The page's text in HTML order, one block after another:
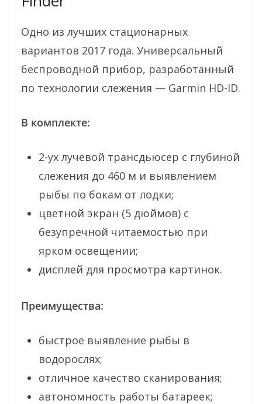
Одно из лучших стационарных
вариантов 2017 года. Универсальный
беспроводной прибор, разработанный
по технологии слежения — Garmin HD-ID.
В комплекте:
2-ух лучевой трансдьюсер с глубиной
слежения до 460 м и выявлением
рыбы по бокам от лодки;
цветной экран (5 дюймов) с
безупречной читаемостью при
ярком освещении;
дисплей для просмотра картинок.
Преимущества:
быстрое выявление рыбы в
водорослях;
отличное качество сканирования;
автономность работы батареек;